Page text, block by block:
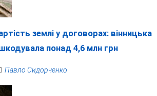
землі у договорах: вінницька
понад 4,6 млн грн
Павло Сидорченко